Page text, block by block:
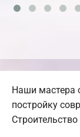
Наши мастера
постройку